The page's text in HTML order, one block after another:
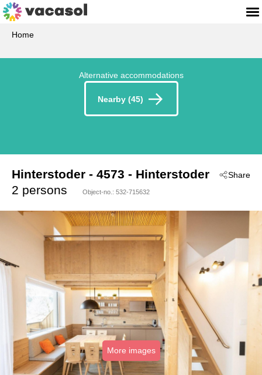
Home
Alternative accommodations
Nearby (45)
Share
Hinterstoder - 4573 - Hinterstoder
2 persons
Object-no.: 532-715632
More images